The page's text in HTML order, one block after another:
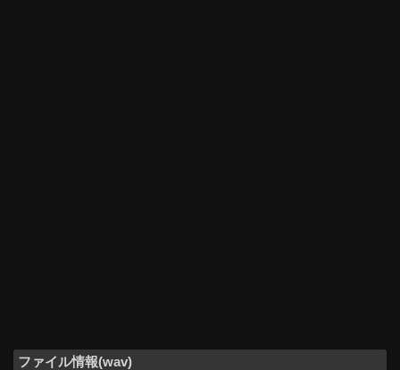
ファイル情報(wav)